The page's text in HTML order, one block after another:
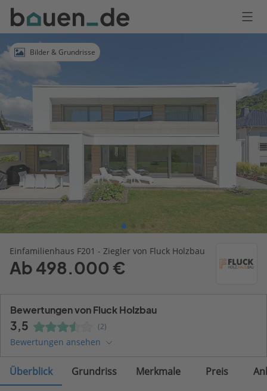
Bauen
Logo
AnmeldenBilder & Grundrisse
Einfamilienhaus F201 - Ziegler von Fluck Holzbau
Ab 498.000 €
Bewertungen von Fluck Holzbau
3,5 (2)
Bewertungen ansehen
Überblick Grundriss Merkmale Preis